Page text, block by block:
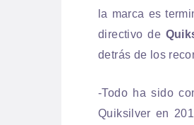
la marca es
directivo de
detrás de los
-Todo ha sido
Quiksilver en